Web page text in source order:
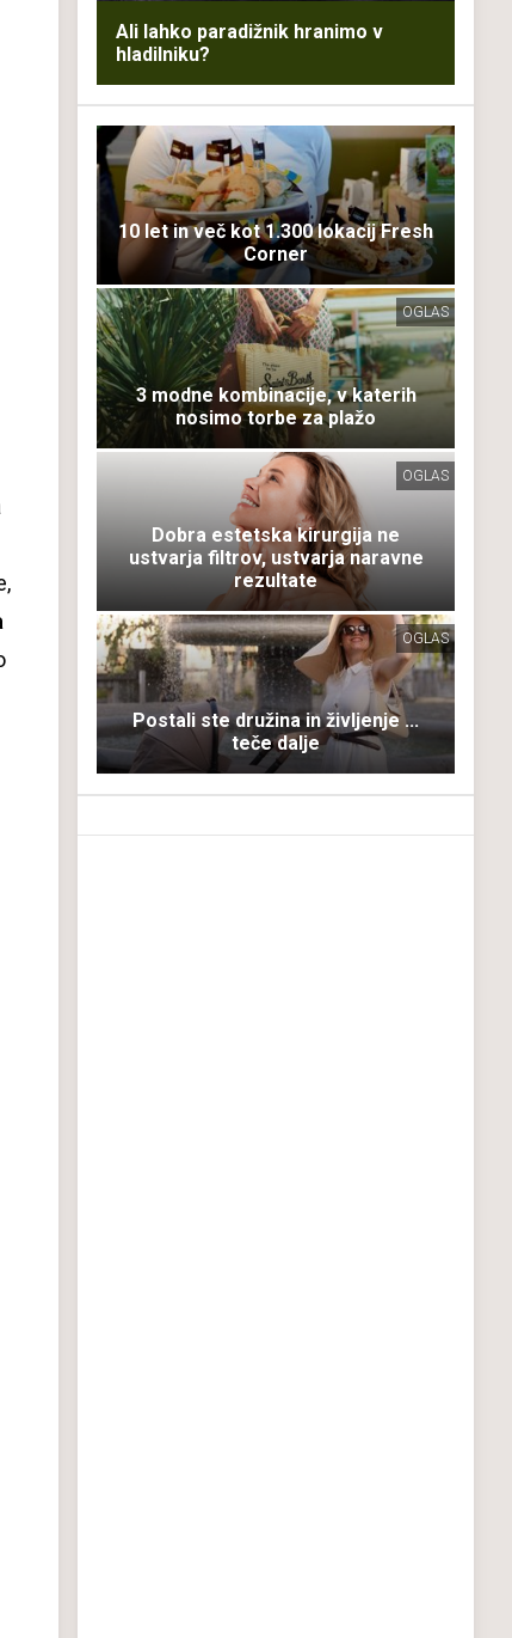
Ali lahko paradižnik hranimo v
hladilniku?
10 let in več kot 1.300 lokacij Fresh
Corner
OGLAS
3 modne kombinacije, v katerih
nosimo torbe za plažo
OGLAS
Dobra estetska kirurgija ne
ustvarja filtrov, ustvarja naravne
rezultate
OGLAS
Postali ste družina in življenje ...
teče dalje